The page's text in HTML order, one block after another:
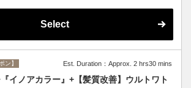
Select
ン】 Est. Duration：Approx. 2 hrs30 mins
イノアカラー』+【髪質改善】ウルトワト